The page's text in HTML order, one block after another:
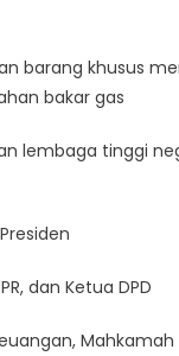
barang khusus
bakar gas
lembaga tinggi
dan Ketua DPD